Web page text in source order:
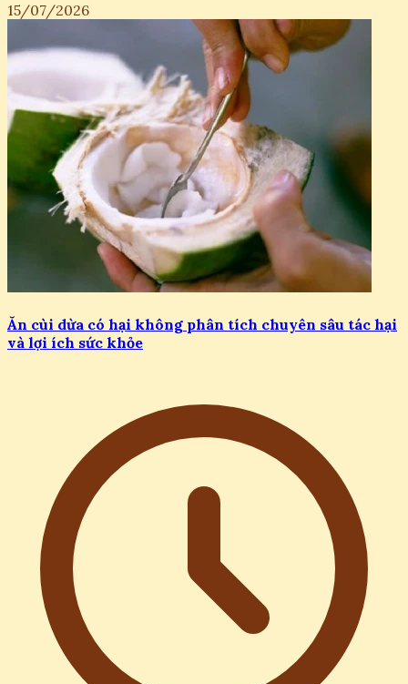
15/07/2026
Ăn cùi dừa có hại không phân tích chuyên sâu tác hại
và lợi ích sức khỏe